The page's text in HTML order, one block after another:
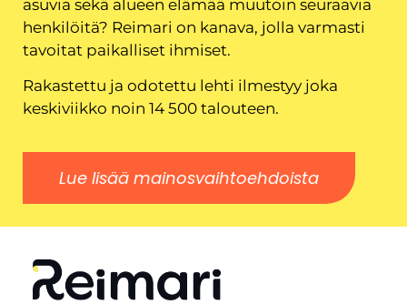
asuvia sekä alueen elämää muutoin seuraavia
henkilöitä? Reimari on kanava, jolla varmasti
tavoitat paikalliset ihmiset.
Rakastettu ja odotettu lehti ilmestyy joka
keskiviikko noin 14 500 talouteen.
Lue lisää mainosvaihtoehdoista